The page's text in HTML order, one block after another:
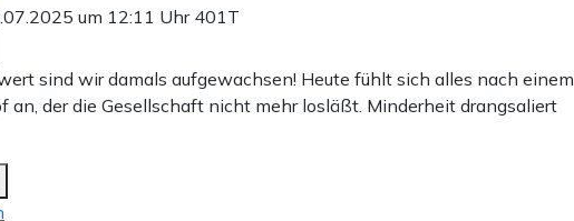
um 12:11 Uhr 401T
sind wir damals aufgewachsen! Heute fühlt sich alles nach einem
an, der die Gesellschaft nicht mehr losläßt. Minderheit drangsaliert